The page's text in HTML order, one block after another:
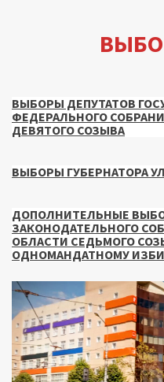
ВЫБОРЫ ДЕПУТАТОВ
ФЕДЕРАЛЬНОГО
ДЕВЯТОГО СОЗЫВА
ВЫБОРЫ ГУБЕРНАТОРА
ДОПОЛНИТЕЛЬНЫЕ
ЗАКОНОДАТЕЛЬНОГО
ОБЛАСТИ СЕДЬМОГО
ОДНОМАНДАТНОМУ